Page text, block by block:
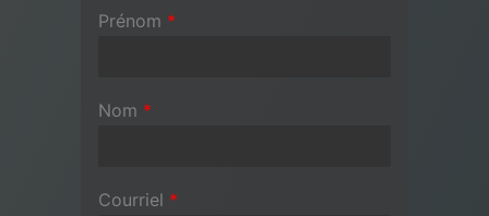
Prénom *
Nom *
Courriel *